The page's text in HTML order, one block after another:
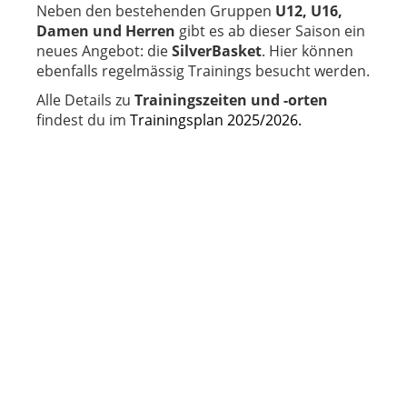
Neben den bestehenden Gruppen U12, U16,
Damen und Herren gibt es ab dieser Saison ein
neues Angebot: dieSilverBasket. Hier können
ebenfalls regelmässig Trainings besucht werden.
Alle Details zu Trainingszeiten und -orten
findest du im Trainingsplan 2025/2026.